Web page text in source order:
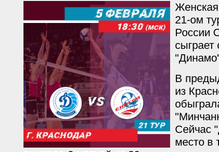
21-ом
России
сыграет
В
из
Сейчас
место в